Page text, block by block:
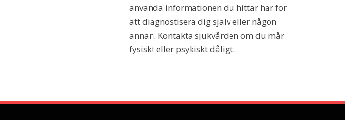
använda informationen du hittar här för
att diagnostisera dig själv eller någon
annan. Kontakta sjukvården om du mår
fysiskt eller psykiskt dåligt.